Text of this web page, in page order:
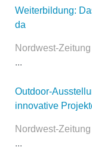
Name
Weiterbildung:
da
Nordwest-
...
Outdoor-
innovative
Nordwest-
...